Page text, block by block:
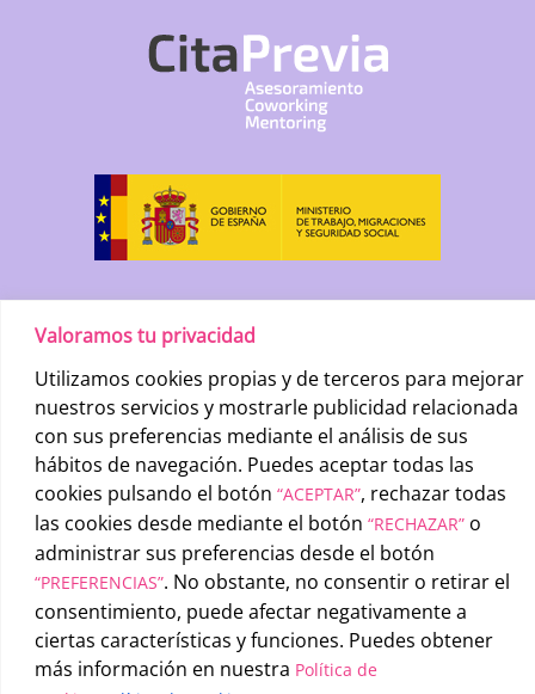
Valoramos tu privacidad
Utilizamos cookies propias y de terceros para mejorar
nuestros servicios y mostrarle publicidad relacionada
con sus preferencias mediante el análisis de sus
hábitos de navegación. Puedes aceptar todas las
cookies pulsando el botón “ACEPTAR”, rechazar todas
las cookies desde mediante el botón “RECHAZAR” o
administrar sus preferencias desde el botón
“PREFERENCIAS”. No obstante, no consentir o retirar el
consentimiento, puede afectar negativamente a
ciertas características y funciones. Puedes obtener
más información en nuestra Política de
UATAE2026 © |Condiciones generales de uso-Política de
privacidad-Política de cookies